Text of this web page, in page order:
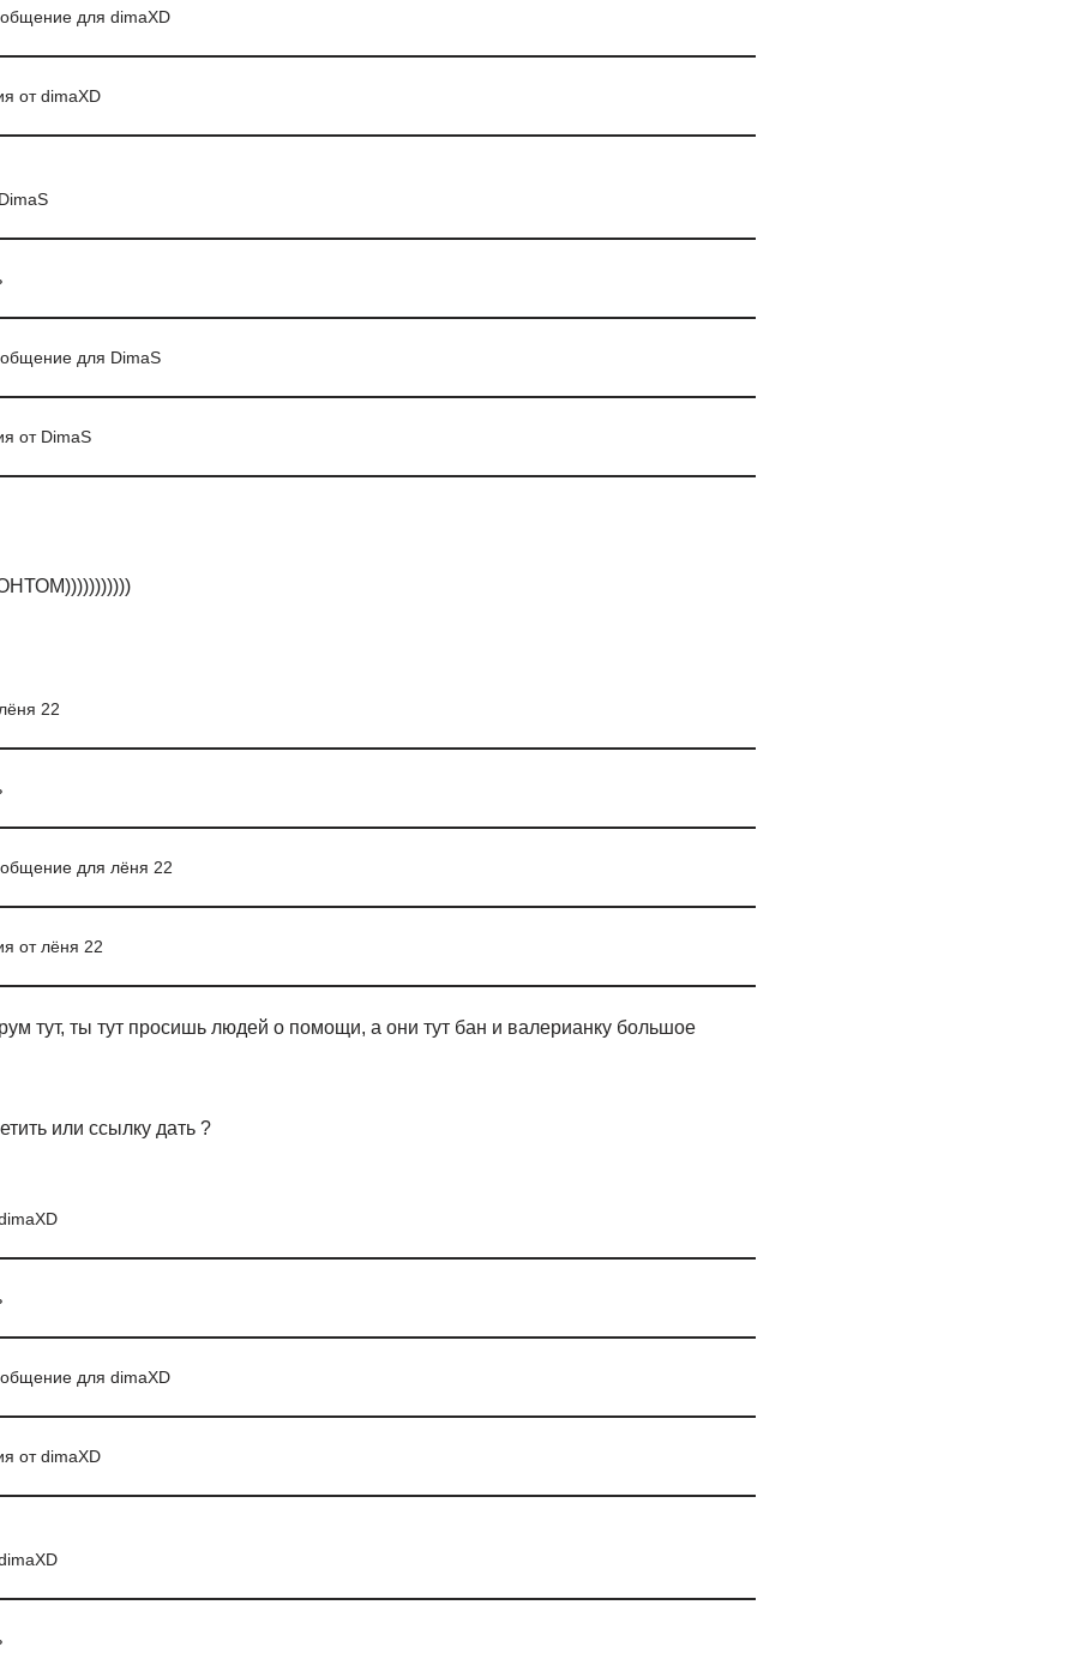
для dimaXD
от dimaXD
для DimaS
от DimaS
22
для лёня 22
от лёня 22
тут, ты тут просишь людей о помощи, а они тут бан и валерианку большое
или ссылку дать ?
для dimaXD
от dimaXD